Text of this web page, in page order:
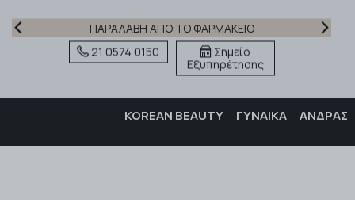
ΠΑΡΑΛΑΒΗ ΑΠΟ ΤΟ ΦΑΡΜΑΚΕΙΟ
21 0574 0150
Σημείο
Εξυπηρέτησης
KOREAN BEAUTY ΓΥΝΑΙΚΑ ΑΝΔΡΑΣ